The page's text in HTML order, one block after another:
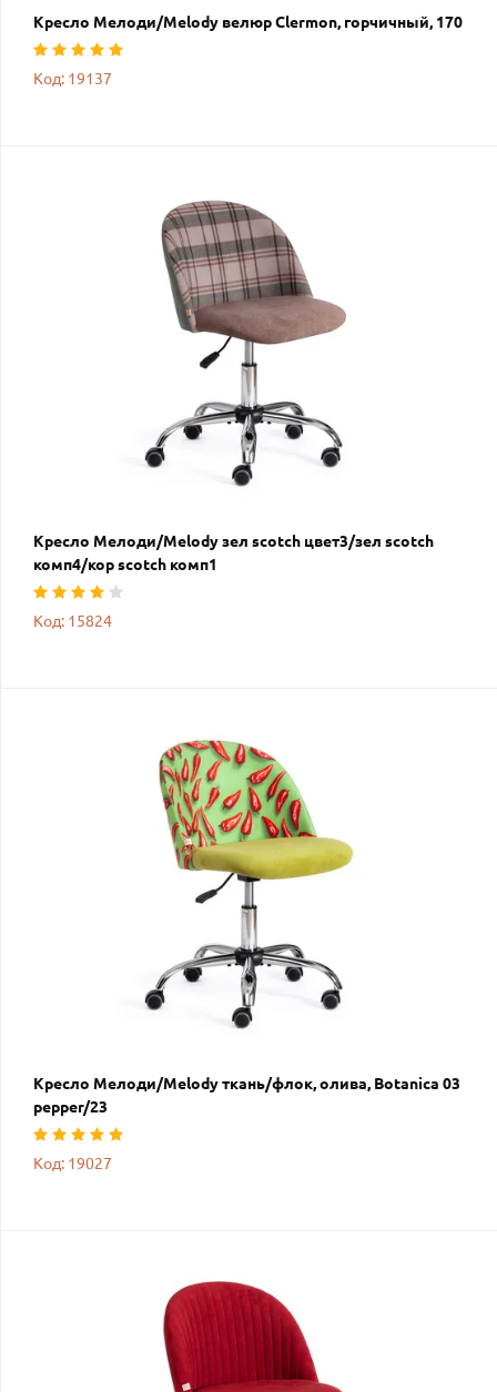
Кресло Мелоди/Melody велюр Clermon, горчичный, 170
Код: 19137
Кресло Мелоди/Melody зел scotch цвет3/зел scotch
комп4/кор scotch комп1
Код: 15824
Кресло Мелоди/Melody ткань/флок, олива, Botanica 03
pepper/23
Код: 19027